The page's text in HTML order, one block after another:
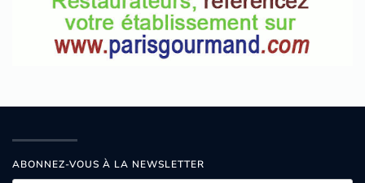
ABONNEZ-VOUS À LA NEWSLETTER